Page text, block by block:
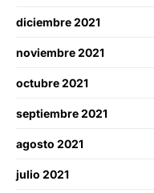
diciembre 2021
noviembre 2021
octubre 2021
septiembre 2021
agosto 2021
julio 2021